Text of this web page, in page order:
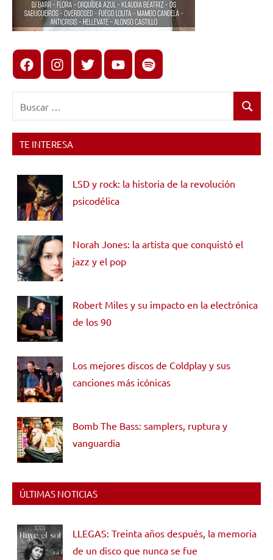
FacebookInstagram
X youtubespotify
Buscar
TE INTERESA
LSD y rock: la historia de la revolución
psicodélica
Norah Jones: la artista que conquistó el
jazz y el pop
Robert Miles y su impacto en la electrónica
de los 90
Los mejores discos de Coldplay y sus
canciones más icónicas
Bomb The Bass: samplers, ruptura y
vanguardia
ÚLTIMAS NOTICIAS
LLEGAS: Treinta años después, la memoria
de un disco que nunca se fue